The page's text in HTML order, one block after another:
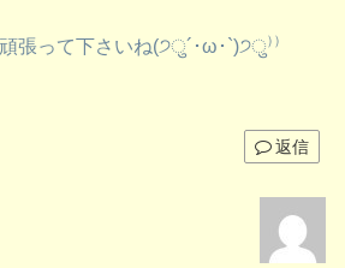
頑張って下さいね(੭ु´･ω･`)੭ु⁾⁾
返信